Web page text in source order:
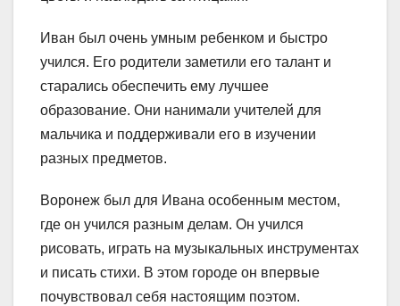
Иван был очень умным ребенком и быстро
учился. Его родители заметили его талант и
старались обеспечить ему лучшее
образование. Они нанимали учителей для
мальчика и поддерживали его в изучении
разных предметов.
Воронеж был для Ивана особенным местом,
где он учился разным делам. Он учился
рисовать, играть на музыкальных инструментах
и писать стихи. В этом городе он впервые
почувствовал себя настоящим поэтом.